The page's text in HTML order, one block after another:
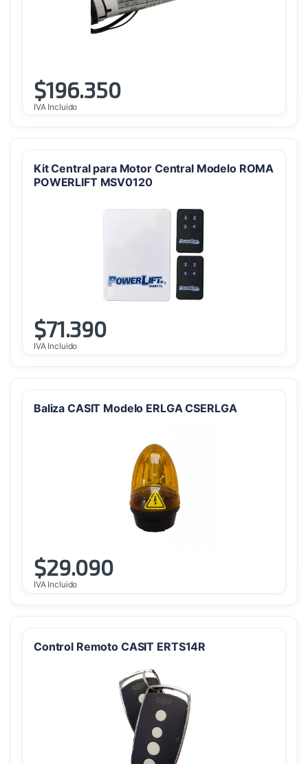
$196.350
IVA Incluido
Kit Central para Motor Central Modelo ROMA
POWERLIFT MSV0120
$71.390
IVA Incluido
Baliza CASIT Modelo ERLGA CSERLGA
$29.090
IVA Incluido
Control Remoto CASIT ERTS14R